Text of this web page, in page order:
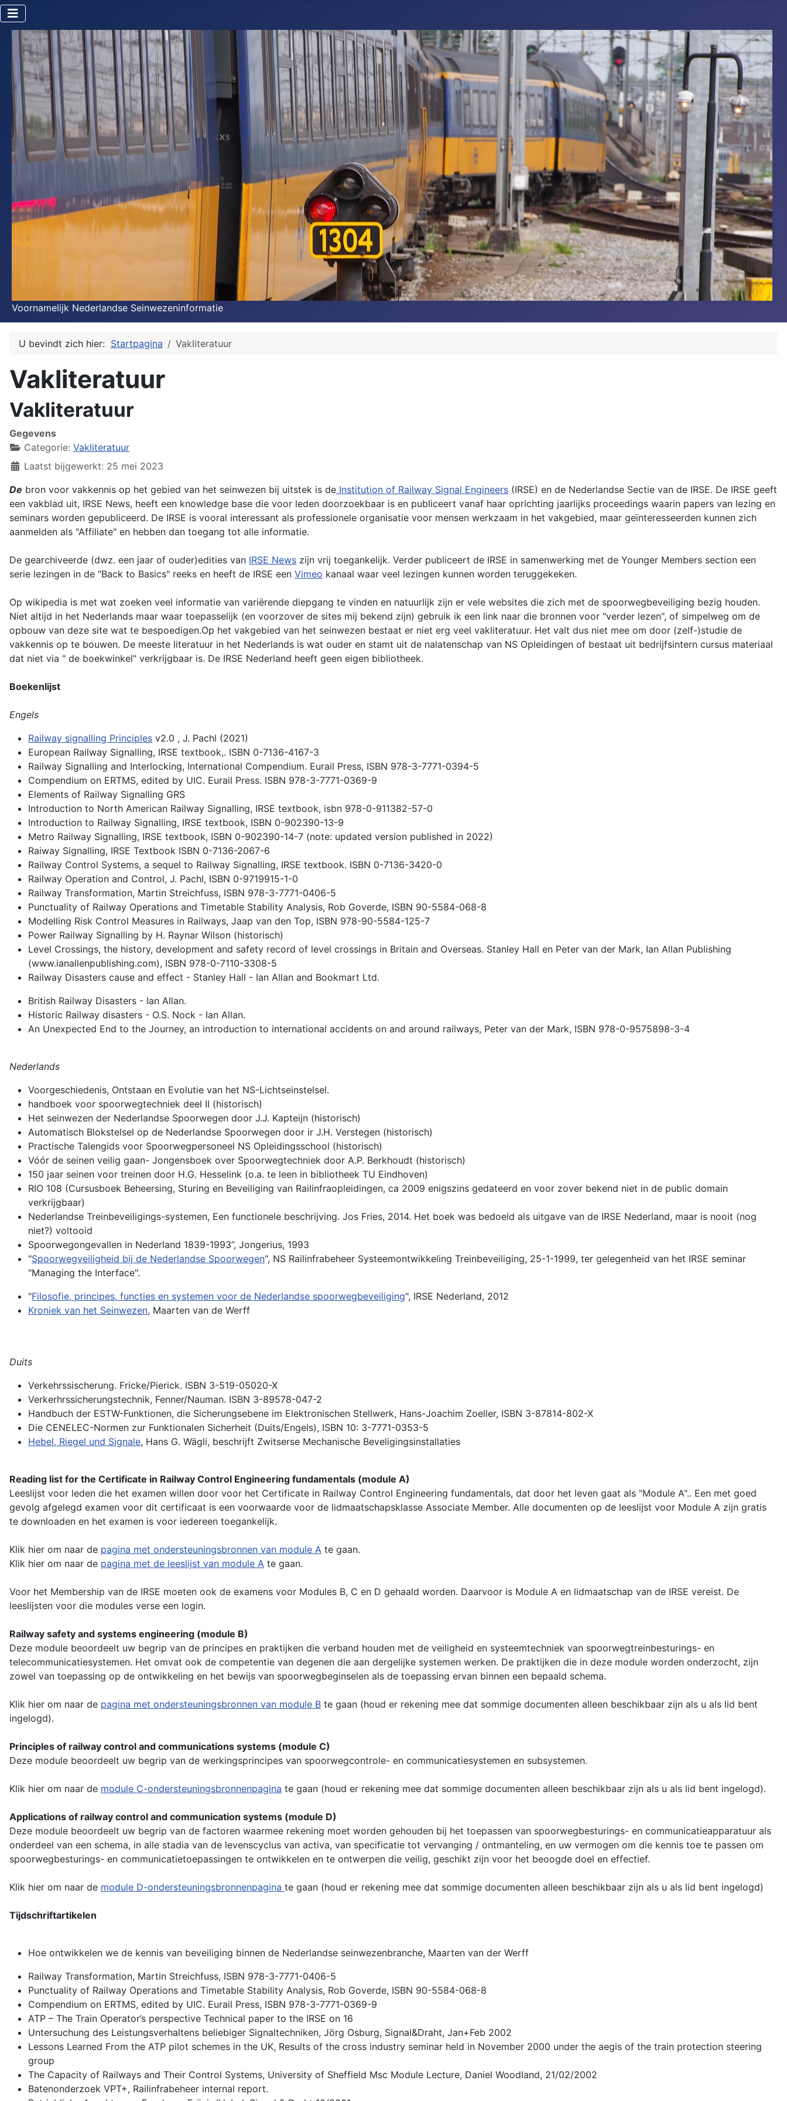
Voornamelijk Nederlandse Seinwezeninformatie
U bevindt zich hier: Startpagina Vakliteratuur
Vakliteratuur
Vakliteratuur
Gegevens
Categorie: Vakliteratuur
Laatst bijgewerkt: 25 mei 2023
De bron voor vakkennis op het gebied van het seinwezen bij uitstek is de Institution of Railway Signal Engineers (IRSE) en de Nederlandse Sectie van de IRSE. De IRSE geeft
een vakblad uit, IRSE News, heeft een knowledge base die voor leden doorzoekbaar is en publiceert vanaf haar oprichting jaarlijks proceedings waarin papers van lezing en
seminars worden gepubliceerd. De IRSE is vooral interessant als professionele organisatie voor mensen werkzaam in het vakgebied, maar geïnteresseerden kunnen zich
aanmelden als "Affiliate" en hebben dan toegang tot alle informatie.
De gearchiveerde (dwz. een jaar of ouder)edities van IRSE News zijn vrij toegankelijk. Verder publiceert de IRSE in samenwerking met de Younger Members section een
serie lezingen in de "Back to Basics" reeks en heeft de IRSE een Vimeo kanaal waar veel lezingen kunnen worden teruggekeken.
Op wikipedia is met wat zoeken veel informatie van variërende diepgang te vinden en natuurlijk zijn er vele websites die zich met de spoorwegbeveiliging bezig houden.
Niet altijd in het Nederlands maar waar toepasselijk (en voorzover de sites mij bekend zijn) gebruik ik een link naar die bronnen voor "verder lezen", of simpelweg om de
opbouw van deze site wat te bespoedigen.Op het vakgebied van het seinwezen bestaat er niet erg veel vakliteratuur. Het valt dus niet mee om door (zelf-)studie de
vakkennis op te bouwen. De meeste literatuur in het Nederlands is wat ouder en stamt uit de nalatenschap van NS Opleidingen of bestaat uit bedrijfsintern cursus materiaal
dat niet via " de boekwinkel" verkrijgbaar is. De IRSE Nederland heeft geen eigen bibliotheek.
Boekenlijst
Engels
Railway signalling Principles v2.0 , J. Pachl (2021)
European Railway Signalling, IRSE textbook,. ISBN 0-7136-4167-3
Railway Signalling and Interlocking, International Compendium. Eurail Press, ISBN 978-3-7771-0394-5
Compendium on ERTMS, edited by UIC. Eurail Press. ISBN 978-3-7771-0369-9
Elements of Railway Signalling GRS
Introduction to North American Railway Signalling, IRSE textbook, isbn 978-0-911382-57-0
Introduction to Railway Signalling, IRSE textbook, ISBN 0-902390-13-9
Metro Railway Signalling, IRSE textbook, ISBN 0-902390-14-7 (note: updated version published in 2022)
Raiway Signalling, IRSE Textbook ISBN 0-7136-2067-6
Railway Control Systems, a sequel to Railway Signalling, IRSE textbook. ISBN 0-7136-3420-0
Railway Operation and Control, J. Pachl, ISBN 0-9719915-1-0
Railway Transformation, Martin Streichfuss, ISBN 978-3-7771-0406-5
Punctuality of Railway Operations and Timetable Stability Analysis, Rob Goverde, ISBN 90-5584-068-8
Modelling Risk Control Measures in Railways, Jaap van den Top, ISBN 978-90-5584-125-7
Power Railway Signalling by H. Raynar Wilson (historisch)
Level Crossings, the history, development and safety record of level crossings in Britain and Overseas. Stanley Hall en Peter van der Mark, Ian Allan Publishing
(www.ianallenpublishing.com), ISBN 978-0-7110-3308-5
Railway Disasters cause and effect - Stanley Hall - Ian Allan and Bookmart Ltd.
British Railway Disasters - Ian Allan.
Historic Railway disasters - O.S. Nock - Ian Allan.
An Unexpected End to the Journey, an introduction to international accidents on and around railways, Peter van der Mark, ISBN 978-0-9575898-3-4
Nederlands
Voorgeschiedenis, Ontstaan en Evolutie van het NS-Lichtseinstelsel.
handboek voor spoorwegtechniek deel II (historisch)
Het seinwezen der Nederlandse Spoorwegen door J.J. Kapteijn (historisch)
Automatisch Blokstelsel op de Nederlandse Spoorwegen door ir J.H. Verstegen (historisch)
Practische Talengids voor Spoorwegpersoneel NS Opleidingsschool (historisch)
Vóór de seinen veilig gaan- Jongensboek over Spoorwegtechniek door A.P. Berkhoudt (historisch)
150 jaar seinen voor treinen door H.G. Hesselink (o.a. te leen in bibliotheek TU Eindhoven)
RIO 108 (Cursusboek Beheersing, Sturing en Beveiliging van Railinfraopleidingen, ca 2009 enigszins gedateerd en voor zover bekend niet in de public domain
verkrijgbaar)
Nederlandse Treinbeveiligings-systemen, Een functionele beschrijving. Jos Fries, 2014. Het boek was bedoeld als uitgave van de IRSE Nederland, maar is nooit (nog
niet?) voltooid
Spoorwegongevallen in Nederland 1839-1993”, Jongerius, 1993
"Spoorwegveiligheid bij de Nederlandse Spoorwegen", NS Railinfrabeheer Systeemontwikkeling Treinbeveiliging, 25-1-1999, ter gelegenheid van het IRSE seminar
"Managing the Interface".
"Filosofie, principes, functies en systemen voor de Nederlandse spoorwegbeveiliging", IRSE Nederland, 2012
Kroniek van het Seinwezen, Maarten van de Werff
Duits
Verkehrssischerung. Fricke/Pierick. ISBN 3-519-05020-X
Verkerhrssicherungstechnik, Fenner/Nauman. ISBN 3-89578-047-2
Handbuch der ESTW-Funktionen, die Sicherungsebene im Elektronischen Stellwerk, Hans-Joachim Zoeller, ISBN 3-87814-802-X
Die CENELEC-Normen zur Funktionalen Sicherheit (Duits/Engels), ISBN 10: 3-7771-0353-5
Hebel, Riegel und Signale, Hans G. Wägli, beschrijft Zwitserse Mechanische Beveligingsinstallaties
Reading list for the Certificate in Railway Control Engineering fundamentals (module A)
Leeslijst voor leden die het examen willen door voor het Certificate in Railway Control Engineering fundamentals, dat door het leven gaat als "Module A".. Een met goed
gevolg afgelegd examen voor dit certificaat is een voorwaarde voor de lidmaatschapsklasse Associate Member. Alle documenten op de leeslijst voor Module A zijn gratis
te downloaden en het examen is voor iedereen toegankelijk.
Klik hier om naar de pagina met ondersteuningsbronnen van module A te gaan.
Klik hier om naar de pagina met de leeslijst van module A te gaan.
Voor het Membership van de IRSE moeten ook de examens voor Modules B, C en D gehaald worden. Daarvoor is Module A en lidmaatschap van de IRSE vereist. De
leeslijsten voor die modules verse een login.
Railway safety and systems engineering (module B)
Deze module beoordeelt uw begrip van de principes en praktijken die verband houden met de veiligheid en systeemtechniek van spoorwegtreinbesturings- en
telecommunicatiesystemen. Het omvat ook de competentie van degenen die aan dergelijke systemen werken. De praktijken die in deze module worden onderzocht, zijn
zowel van toepassing op de ontwikkeling en het bewijs van spoorwegbeginselen als de toepassing ervan binnen een bepaald schema.
Klik hier om naar de pagina met ondersteuningsbronnen van module B te gaan (houd er rekening mee dat sommige documenten alleen beschikbaar zijn als u als lid bent
ingelogd).
Principles of railway control and communications systems (module C)
Deze module beoordeelt uw begrip van de werkingsprincipes van spoorwegcontrole- en communicatiesystemen en subsystemen.
Klik hier om naar de module C-ondersteuningsbronnenpagina te gaan (houd er rekening mee dat sommige documenten alleen beschikbaar zijn als u als lid bent ingelogd).
Applications of railway control and communication systems (module D)
Deze module beoordeelt uw begrip van de factoren waarmee rekening moet worden gehouden bij het toepassen van spoorwegbesturings- en communicatieapparatuur als
onderdeel van een schema, in alle stadia van de levenscyclus van activa, van specificatie tot vervanging / ontmanteling, en uw vermogen om die kennis toe te passen om
spoorwegbesturings- en communicatietoepassingen te ontwikkelen en te ontwerpen die veilig, geschikt zijn voor het beoogde doel en effectief.
Klik hier om naar de module D-ondersteuningsbronnenpagina te gaan (houd er rekening mee dat sommige documenten alleen beschikbaar zijn als u als lid bent ingelogd)
Tijdschriftartikelen
Hoe ontwikkelen we de kennis van beveiliging binnen de Nederlandse seinwezenbranche, Maarten van der Werff
Railway Transformation, Martin Streichfuss, ISBN 978-3-7771-0406-5
Punctuality of Railway Operations and Timetable Stability Analysis, Rob Goverde, ISBN 90-5584-068-8
Compendium on ERTMS, edited by UIC. Eurail Press, ISBN 978-3-7771-0369-9
ATP – The Train Operator’s perspective Technical paper to the IRSE on 16
Untersuchung des Leistungsverhaltens beliebiger Signaltechniken, Jörg Osburg, Signal&Draht, Jan+Feb 2002
Lessons Learned From the ATP pilot schemes in the UK, Results of the cross industry seminar held in November 2000 under the aegis of the train protection steering
group
The Capacity of Railways and Their Control Systems, University of Sheffield Msc Module Lecture, Daniel Woodland, 21/02/2002
Batenonderzoek VPT+, Railinfrabeheer internal report.